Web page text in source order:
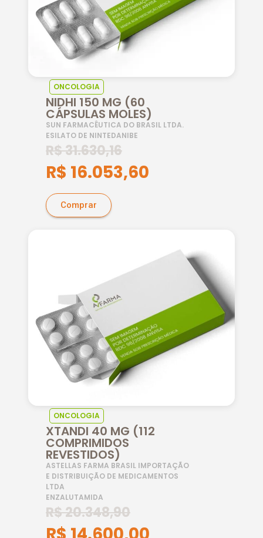
ONCOLOGIA
NIDHI 150 MG (60
CÁPSULAS MOLES)
SUN FARMACÊUTICA DO BRASIL LTDA.
ESILATO DE NINTEDANIBE
R$31.630,16
R$ 16.053,60
Comprar
ONCOLOGIA
XTANDI 40 MG (112
COMPRIMIDOS
REVESTIDOS)
ASTELLAS FARMA BRASIL IMPORTAÇÃO
E DISTRIBUIÇÃO DE MEDICAMENTOS
LTDA
ENZALUTAMIDA
R$20.348,90